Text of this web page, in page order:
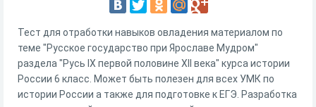
Тест для отработки навыков овладения материалом по
теме "Русское государство при Ярославе Мудром"
раздела "Русь IX первой половине XII века" курса истории
России 6 класс. Может быть полезен для всех УМК по
истории России а также для подготовке к ЕГЭ. Разработка